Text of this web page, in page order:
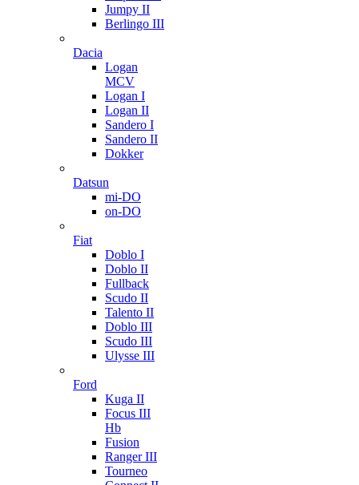
Jumpy II
Berlingo III
Dacia
Logan
MCV
Logan I
Logan II
Sandero I
Sandero II
Dokker
Datsun
mi-DO
on-DO
Fiat
Doblo I
Doblo II
Fullback
Scudo II
Talento II
Doblo III
Scudo III
Ulysse III
Ford
Kuga II
Focus III
Hb
Fusion
Ranger III
Tourneo